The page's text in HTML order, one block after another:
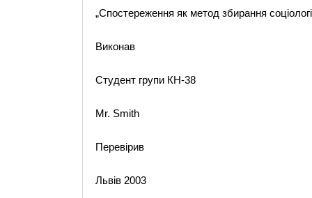
„Спостереження як метод збирання
Виконав
Студент групи КН-38
Mr. Smith
Перевірив
Львів 2003